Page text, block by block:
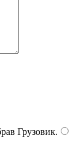
Грузовик.